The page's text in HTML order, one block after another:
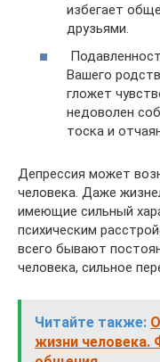
избегает
друзьями.
Вашего
гложет
недоволен
тоска и
Депрессия может
человека. Даже
имеющие сильный
психическим
всего бывают
человека, сильное
Читайте также:
жизни человека.